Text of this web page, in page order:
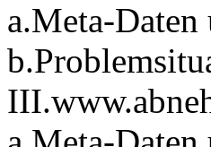
a.Meta-